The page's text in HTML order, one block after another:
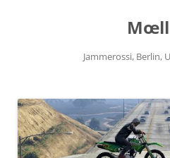
Jammerossi, Berlin,